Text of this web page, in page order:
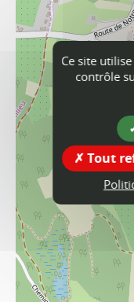
Ce site
contrôle
Tout